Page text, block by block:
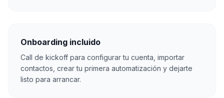
Onboarding incluido
Call de kickoff para configurar tu cuenta, importar
contactos, crear tu primera automatización y dejarte
listo para arrancar.